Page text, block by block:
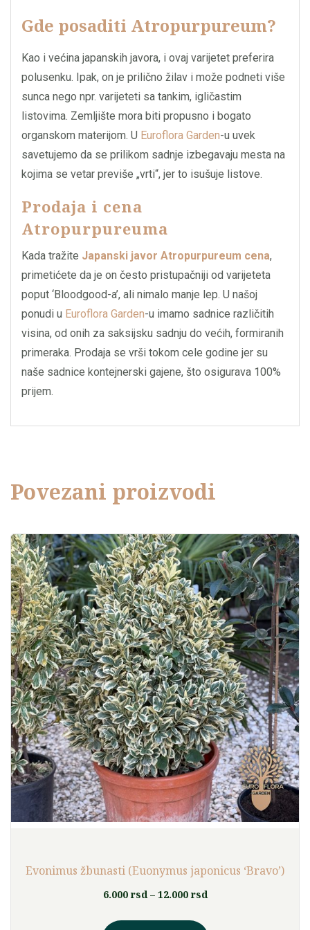
Gde posaditi Atropurpureum?
Kao i većina japanskih javora, i ovaj varijetet preferira
polusenku. Ipak, on je prilično žilav i može podneti više
sunca nego npr. varijeteti sa tankim, igličastim
listovima. Zemljište mora biti propusno i bogato
organskom materijom. U Euroflora Garden-u uvek
savetujemo da se prilikom sadnje izbegavaju mesta na
kojima se vetar previše „vrti“, jer to isušuje listove.
Prodaja i cena
Atropurpureuma
Kada tražite Japanski javor Atropurpureum cena,
primetićete da je on često pristupačniji od varijeteta
poput ‘Bloodgood-a’, ali nimalo manje lep. U našoj
ponudi u Euroflora Garden-u imamo sadnice različitih
visina, od onih za saksijsku sadnju do većih, formiranih
primeraka. Prodaja se vrši tokom cele godine jer su
naše sadnice kontejnerski gajene, što osigurava 100%
prijem.
Povezani proizvodi
Evonimus žbunasti (⁠Euonymus japonicus ‘Bravo’)
6.000 rsd – 12.000 rsdRaspon